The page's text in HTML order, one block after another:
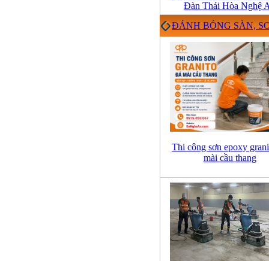
Đàn Thái Hòa Nghệ
ĐÁNH BÓNG SÀN,
Thi công sơn epoxy
mài cầu thang